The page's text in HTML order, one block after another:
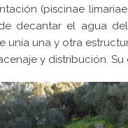
(piscinae
decantar el agua
unía una y otra
y distribución.